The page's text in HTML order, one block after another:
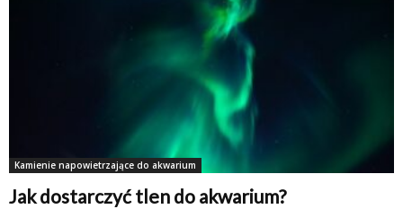
Kamienie napowietrzające do akwarium
Jak dostarczyć tlen do akwarium?